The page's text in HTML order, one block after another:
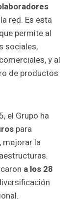
red. Es esta
permite al
sociales,
y al
de productos
el Grupo ha
para
mejorar la
a los 28